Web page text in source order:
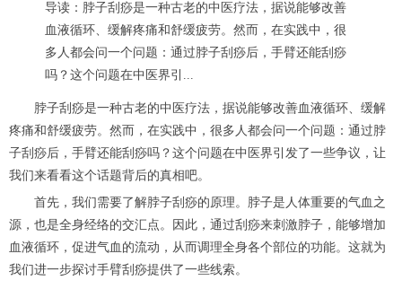
导读：脖子刮痧是一种古老的中医疗法，据说能够改善
血液循环、缓解疼痛和舒缓疲劳。然而，在实践中，很
多人都会问一个问题：通过脖子刮痧后，手臂还能刮痧
吗？这个问题在中医界引...
脖子刮痧是一种古老的中医疗法，据说能够改善血液循环、缓解
疼痛和舒缓疲劳。然而，在实践中，很多人都会问一个问题：通过脖
子刮痧后，手臂还能刮痧吗？这个问题在中医界引发了一些争议，让
我们来看看这个话题背后的真相吧。
首先，我们需要了解脖子刮痧的原理。脖子是人体重要的气血之
源，也是全身经络的交汇点。因此，通过刮痧来刺激脖子，能够增加
血液循环，促进气血的流动，从而调理全身各个部位的功能。这就为
我们进一步探讨手臂刮痧提供了一些线索。